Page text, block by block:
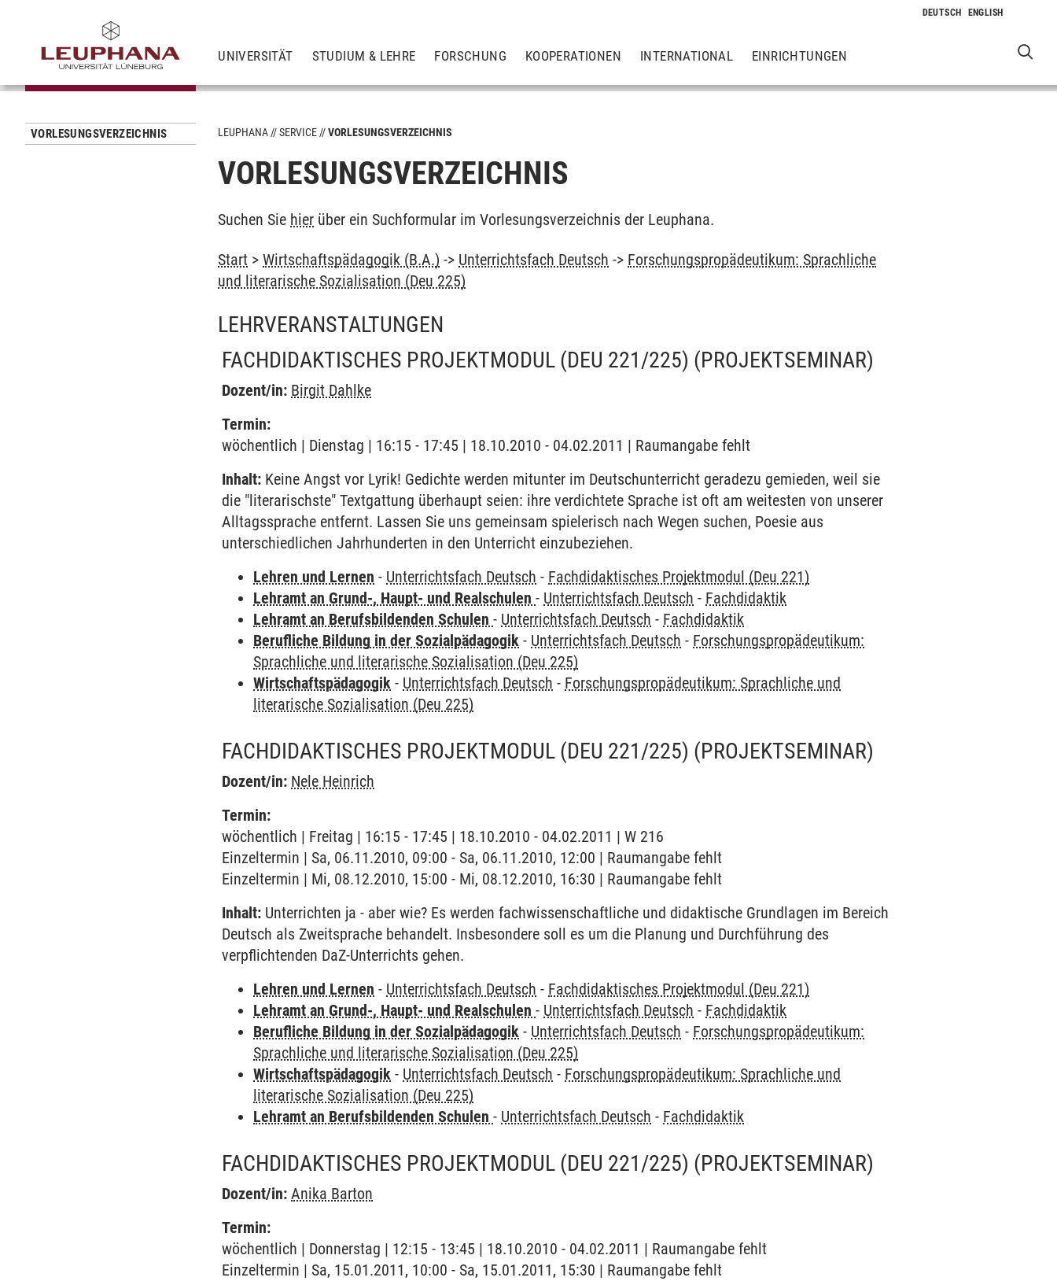
UNIVERSITÄT STUDIUM & LEHRE FORSCHUNG KOOPERATIONEN INTERNATIONAL EINRICHTUNGEN
VORLESUNGSVERZEICHNIS LEUPHANA SERVICE VORLESUNGSVERZEICHNIS
VORLESUNGSVERZEICHNIS
Suchen Sie hier über ein Suchformular im Vorlesungsverzeichnis der Leuphana.
Start >Wirtschaftspädagogik (B.A.) -> Unterrichtsfach Deutsch -> Forschungspropädeutikum: Sprachliche
und literarische Sozialisation (Deu 225)
LEHRVERANSTALTUNGEN
FACHDIDAKTISCHES PROJEKTMODUL (DEU 221/225) (PROJEKTSEMINAR)
Dozent/in: Birgit Dahlke
Termin:
wöchentlich | Dienstag | 16:15 - 17:45 | 18.10.2010 - 04.02.2011 | Raumangabe fehlt
Inhalt: Keine Angst vor Lyrik! Gedichte werden mitunter im Deutschunterricht geradezu gemieden, weil sie
die "literarischste" Textgattung überhaupt seien: ihre verdichtete Sprache ist oft am weitesten von unserer
Alltagssprache entfernt. Lassen Sie uns gemeinsam spielerisch nach Wegen suchen, Poesie aus
unterschiedlichen Jahrhunderten in den Unterricht einzubeziehen.
Lehren und Lernen - Unterrichtsfach Deutsch - Fachdidaktisches Projektmodul (Deu 221)
Lehramt an Grund-, Haupt- und Realschulen- Unterrichtsfach Deutsch - Fachdidaktik
Lehramt an Berufsbildenden Schulen- Unterrichtsfach Deutsch - Fachdidaktik
Berufliche Bildung in der Sozialpädagogik - Unterrichtsfach Deutsch - Forschungspropädeutikum:
Sprachliche und literarische Sozialisation (Deu 225)
Wirtschaftspädagogik - Unterrichtsfach Deutsch - Forschungspropädeutikum: Sprachliche und
literarische Sozialisation (Deu 225)
FACHDIDAKTISCHES PROJEKTMODUL (DEU 221/225) (PROJEKTSEMINAR)
Dozent/in: Nele Heinrich
Termin:
wöchentlich | Freitag | 16:15 - 17:45 | 18.10.2010 - 04.02.2011 | W 216
Einzeltermin | Sa, 06.11.2010, 09:00 - Sa, 06.11.2010, 12:00 | Raumangabe fehlt
Einzeltermin | Mi, 08.12.2010, 15:00 - Mi, 08.12.2010, 16:30 | Raumangabe fehlt
Inhalt: Unterrichten ja - aber wie? Es werden fachwissenschaftliche und didaktische Grundlagen im Bereich
Deutsch als Zweitsprache behandelt. Insbesondere soll es um die Planung und Durchführung des
verpflichtenden DaZ-Unterrichts gehen.
Lehren und Lernen - Unterrichtsfach Deutsch - Fachdidaktisches Projektmodul (Deu 221)
Lehramt an Grund-, Haupt- und Realschulen- Unterrichtsfach Deutsch - Fachdidaktik
Berufliche Bildung in der Sozialpädagogik - Unterrichtsfach Deutsch - Forschungspropädeutikum:
Sprachliche und literarische Sozialisation (Deu 225)
Wirtschaftspädagogik - Unterrichtsfach Deutsch - Forschungspropädeutikum: Sprachliche und
literarische Sozialisation (Deu 225)
Lehramt an Berufsbildenden Schulen- Unterrichtsfach Deutsch - Fachdidaktik
FACHDIDAKTISCHES PROJEKTMODUL (DEU 221/225) (PROJEKTSEMINAR)
Dozent/in: Anika Barton
Termin:
wöchentlich | Donnerstag | 12:15 - 13:45 | 18.10.2010 - 04.02.2011 | Raumangabe fehlt
Einzeltermin | Sa, 15.01.2011, 10:00 - Sa, 15.01.2011, 15:30 | Raumangabe fehlt